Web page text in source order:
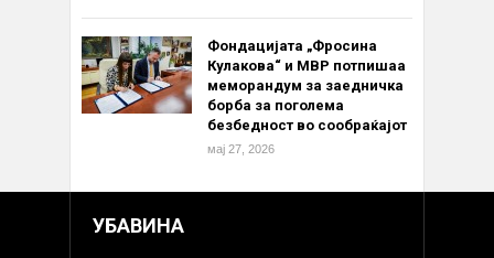
Фондацијата „Фросина
Кулакова“ и МВР потпишаа
меморандум за заедничка
борба за поголема
безбедност во сообраќајот
мај 27, 2026
УБАВИНА